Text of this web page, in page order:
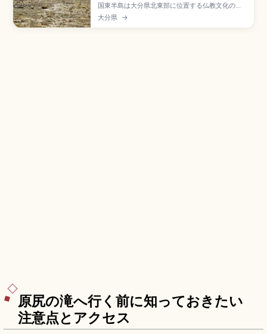
国東半島は大分県北東部に位置する仏教文化のエ
リアで、約1,300年の歴史を誇る「六郷満山」の
寺院群が点在。2018年に「鬼が仏になった里『く
大分県 →
原尻の滝へ行く前に知っておきたい
注意点とアクセス